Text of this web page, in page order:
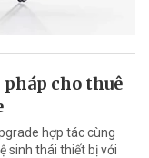
cho thuê
hợp tác cùng
sinh thái thiết bị với